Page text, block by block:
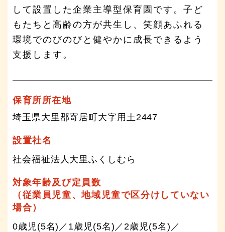
して設置した企業主導型保育園です。子ど
もたちと高齢の方が共生し、笑顔あふれる
環境でのびのびと健やかに成長できるよう
支援します。
保育所所在地
埼玉県大里郡寄居町大字用土2447
設置社名
社会福祉法人大里ふくしむら
対象年齢及び定員数
（従業員児童、地域児童で区分けしていない
場合）
0歳児(5名)／1歳児(5名)／2歳児(5名)／